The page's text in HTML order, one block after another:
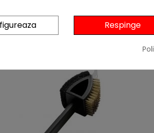
4 ALTE PRODUSE INRespinge